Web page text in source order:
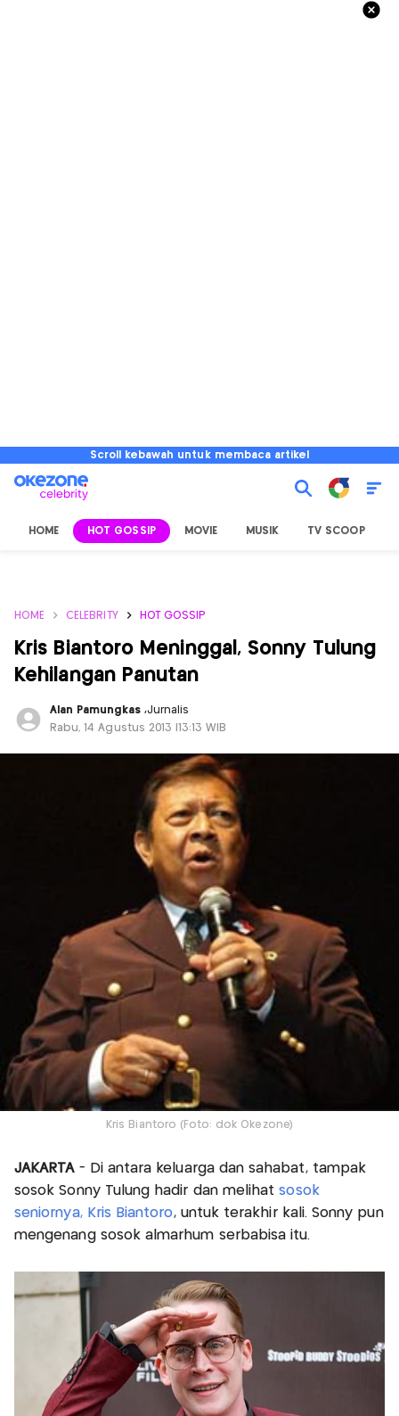
Scroll kebawah untuk membaca artikel
HOME HOT GOSSIP MOVIE MUSIK TV SCOOP
HOME CELEBRITY HOT GOSSIP
Kris Biantoro Meninggal, Sonny Tulung
Kehilangan Panutan
Alan Pamungkas ,Jurnalis
Rabu, 14 Agustus 2013 |13:13 WIB
Kris Biantoro (Foto: dok Okezone)
JAKARTA - Di antara keluarga dan sahabat, tampak
sosok Sonny Tulung hadir dan melihatsosok
seniornya, Kris Biantoro, untuk terakhir kali. Sonny pun
mengenang sosok almarhum serbabisa itu.